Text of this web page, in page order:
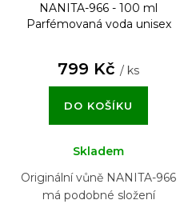
NANITA-966 - 100 ml
Parfémovaná voda unisex
799 Kč / ks
DO KOŠÍKU
Skladem
Originální vůně NANITA-966
má podobné složení